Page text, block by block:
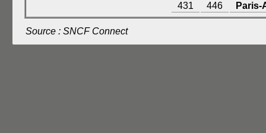
431
446 Paris-
Source : SNCF Connect